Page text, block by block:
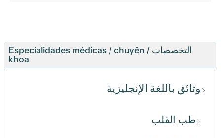
التخصصات / Especialidades médicas / chuyên
khoa
وثائق باللغة الإنجليزية
طب القلب